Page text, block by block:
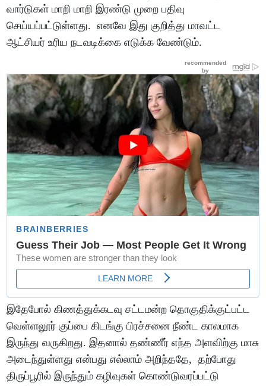
வார்டுகள் மாறி மாறி இரண்டு முறை பதிவு
செய்யப்பட்டுள்ளது. எனவே இது குறித்து மாவட்ட
ஆட்சியர் உரிய நடவடிக்கை எடுக்க வேண்டும்.
இதேபோல் கிணத்துக்கடவு சட்டமன்ற தொகுதிக்குட்பட்ட
வெள்ளலூர் குப்பை கிடங்கு பிரச்சனை நீண்ட காலமாக
இருந்து வருகிறது. இதனால் தண்ணீர் எந்த அளவிற்கு மாசு
அடைந்துள்ளது என்பது எல்லாம் அறிந்ததே, தற்போது
திருப்பூரில் இருந்தும் கழிவுகள் கொண்டுவரப்பட்டு